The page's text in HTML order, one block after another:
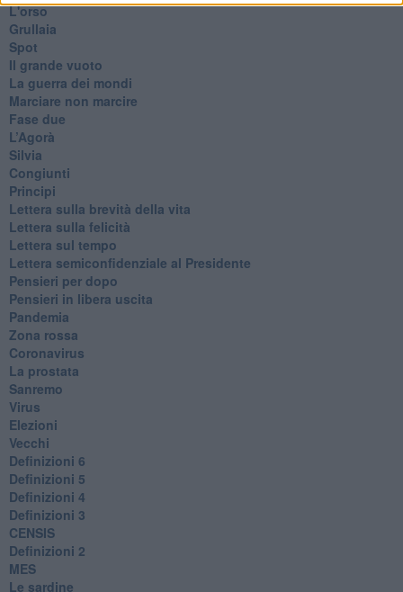
L'orso
Grullaia
Spot
​Il grande vuoto
​La guerra dei mondi
Marciare non marcire
Fase due
L’Agorà
Silvia
Congiunti
Principi
​Lettera sulla brevità della vita
​Lettera sulla felicità
​Lettera sul tempo
Lettera semiconfidenziale al Presidente
Pensieri per dopo
​Pensieri in libera uscita
Pandemia
Zona rossa
Coronavirus
La prostata
Sanremo
Virus
Elezioni
Vecchi
Definizioni 6
Definizioni 5
Definizioni 4
Definizioni 3
CENSIS
​Definizioni 2
MES
Le sardine